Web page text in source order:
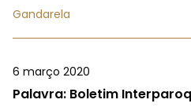
Gandarela
6 março 2020
Palavra: Boletim